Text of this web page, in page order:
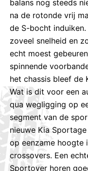
balans nog steeds
na de rotonde vrij
de S-bocht
zoveel snelheid en
echt moest
spinnende
het chassis bleef de
Wat is dit voor een
qua wegligging op
segment van de
nieuwe Kia
op eenzame hoogte
crossovers. Een
Sportover horen